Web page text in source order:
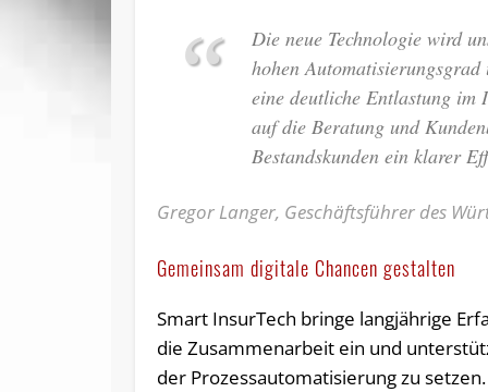
Die neue Technologie wird
hohen
eine deutliche Entlastung im
auf die Beratung und
Bestandskunden ein klarer
Gregor Langer, Geschäftsführer des
Gemeinsam digitale Chancen gestalten
Smart InsurTech bringe langjährige
die Zusammenarbeit ein und
der Prozessautomatisierung zu setzen.